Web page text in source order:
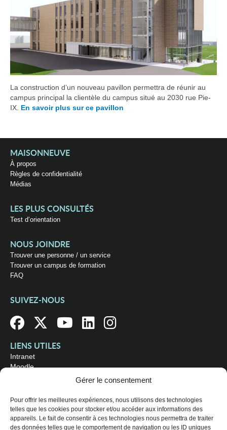
Gérer le consentement
Pour offrir les meilleures expériences, nous utilisons des technologies
telles que les cookies pour stocker et/ou accéder aux informations des
appareils. Le fait de consentir à ces technologies nous permettra de traiter
des données telles que le comportement de navigation ou les ID uniques
La construction d’un nouveau pavillon permettra de réunir au
campus principal la clientèle du campus situé au 2030 rue Pie-
IX. En savoir plus sur ce pavillon
MAISONNEUVE
À propos
Règles de confidentialité
Médias
LES PLUS CONSULTÉS
Test d’orientation
NOUS JOINDRE
Trouver une personne / un service
Trouver un campus de formation
FAQ
SUIVEZ-NOUS
LIENS UTILES
Intranet
Moodle
OÙ NOUS TROUVER
Campus principal